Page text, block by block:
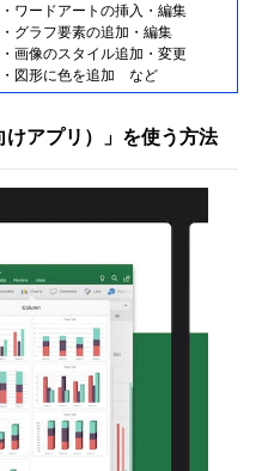
・ワードアートの挿入・編集
・グラフ要素の追加・編集
・画像のスタイル追加・変更
・図形に色を追加 など
アプリ）」を使う方法